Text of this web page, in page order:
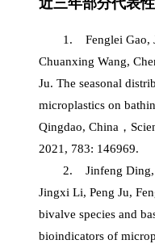
1. Fenglei Gao,
Chuanxing Wang,
Ju. The seasonal
microplastics on
Qingdao, China，
2021, 783: 146969.
2. Jinfeng Ding,
Jingxi Li, Peng Ju,
bivalve species and
bioindicators of